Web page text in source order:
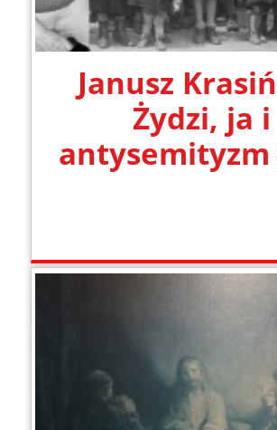
Janusz
Żydzi, ja i
antysemityzm